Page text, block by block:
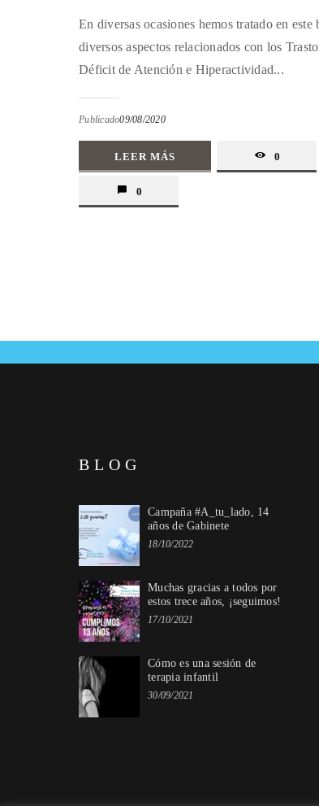
En diversas ocasiones hemos tratado en este
diversos aspectos relacionados con los
Déficit de Atención e Hiperactividad...
Publicado09/08/2020
LEER MÁS 0
0
BLOG
Campaña #A_tu_lado, 14
años de Gabinete
18/10/2022
Muchas gracias a todos por
estos trece años, ¡seguimos!
17/10/2021
Cómo es una sesión de
terapia infantil
30/09/2021